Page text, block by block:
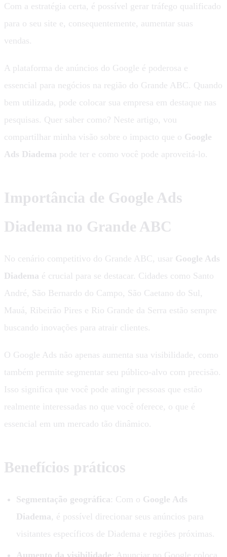
Com a estratégia certa, é possível gerar tráfego qualificado
para o seu site e, consequentemente, aumentar suas
vendas.
A plataforma de anúncios do Google é poderosa e
essencial para negócios na região do Grande ABC. Quando
bem utilizada, pode colocar sua empresa em destaque nas
pesquisas. Quer saber como? Neste artigo, vou
compartilhar minha visão sobre o impacto que o Google
Ads Diadema pode ter e como você pode aproveitá-lo.
Importância de Google Ads
Diadema no Grande ABC
No cenário competitivo do Grande ABC, usar Google Ads
Diadema é crucial para se destacar. Cidades como Santo
André, São Bernardo do Campo, São Caetano do Sul,
Mauá, Ribeirão Pires e Rio Grande da Serra estão sempre
buscando inovações para atrair clientes.
O Google Ads não apenas aumenta sua visibilidade, como
também permite segmentar seu público-alvo com precisão.
Isso significa que você pode atingir pessoas que estão
realmente interessadas no que você oferece, o que é
essencial em um mercado tão dinâmico.
Benefícios práticos
Segmentação geográfica: Com o Google Ads
Diadema, é possível direcionar seus anúncios para
visitantes específicos de Diadema e regiões próximas.
Aumento da visibilidade: Anunciar no Google coloca